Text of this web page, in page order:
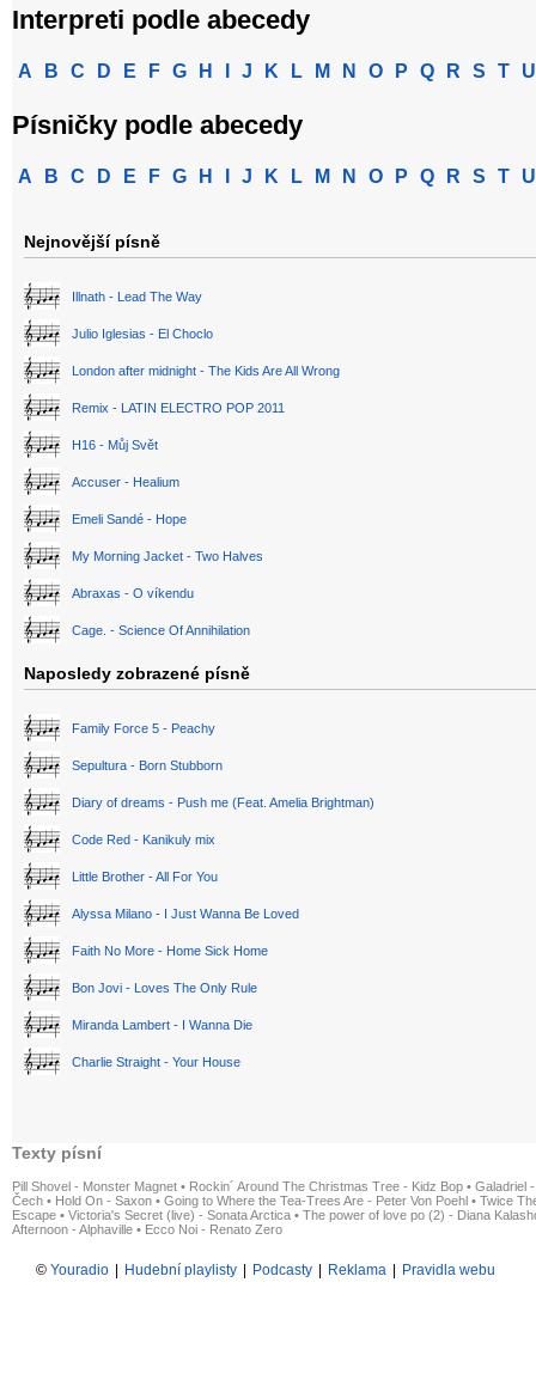
Interpreti podle abecedy
A B C D E F G H J K L M N O P Q R S T U
Písničky podle abecedy
A B C D E F G H J K L M N O P Q R S T U
Nejnovější písně
Illnath - Lead The Way
Julio Iglesias - El Choclo
London after midnight - The Kids Are All Wrong
Remix - LATIN ELECTRO POP 2011
H16 - Můj Svět
Accuser - Healium
Emeli Sandé - Hope
My Morning Jacket - Two Halves
Abraxas - O víkendu
Cage. - Science Of Annihilation
Naposledy zobrazené písně
Family Force 5 - Peachy
Sepultura - Born Stubborn
Diary of dreams - Push me (Feat. Amelia Brightman)
Code Red - Kanikuly mix
Little Brother - All For You
Alyssa Milano - I Just Wanna Be Loved
Faith No More - Home Sick Home
Bon Jovi - Loves The Only Rule
Miranda Lambert - I Wanna Die
Charlie Straight - Your House
Texty písní
Pill Shovel - Monster Magnet • Rockin´ Around The Christmas Tree - Kidz Bop • Galadriel
Čech • Hold On - Saxon • Going to Where the Tea-Trees Are - Peter Von Poehl • Twice
Escape • Victoria's Secret (live) - Sonata Arctica • The power of love po (2) - Diana
Afternoon - Alphaville • Ecco Noi - Renato Zero
© Youradio Hudební playlisty Podcasty Reklama Pravidla webu